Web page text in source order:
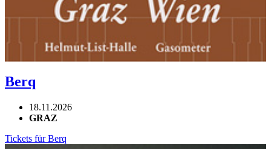
Berq
18.11.2026
GRAZ
Tickets für Berq